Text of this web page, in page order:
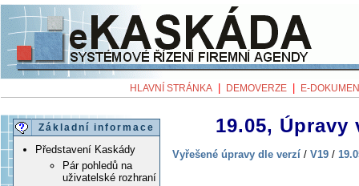
HLAVNÍ STRÁNKA DEMOVERZE E-
Základní informace
Představení Kaskády
Pár pohledů na
uživatelské rozhraní
19.05, Úpravy
Vyřešené úpravy dle verzí / V19 /